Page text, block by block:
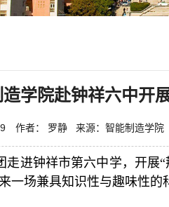
学院赴钟祥六中开
作者： 罗静 来源：智能制造学
走进钟祥市第六中学，开
一场兼具知识性与趣味性的